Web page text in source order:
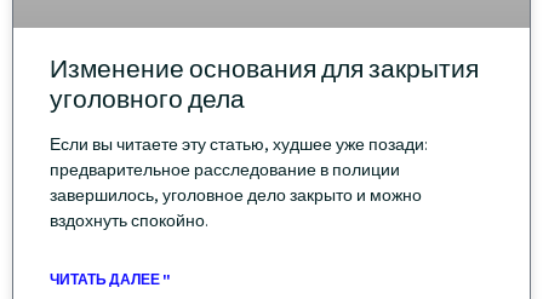
Изменение основания для закрытия
уголовного дела
Если вы читаете эту статью, худшее уже позади:
предварительное расследование в полиции
завершилось, уголовное дело закрыто и можно
вздохнуть спокойно.
ЧИТАТЬ ДАЛЕЕ "